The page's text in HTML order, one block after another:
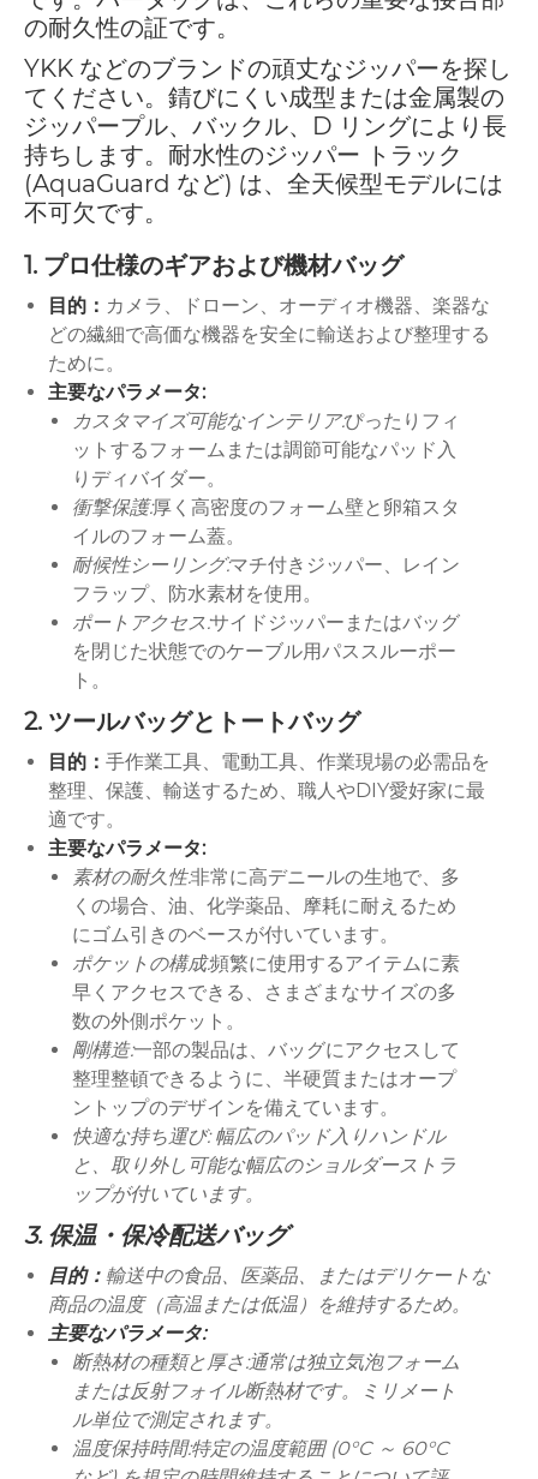
の耐久性の証です。
YKK などのブランドの頑丈なジッパーを探し
てください。錆びにくい成型または金属製の
ジッパープル、バッ​​クル、D リングにより長
持ちします。耐水性のジッパー トラック
(AquaGuard など) は、全天候型モデルには
不可欠です。
1. プロ仕様のギアおよび機材バッグ
目的： カメラ、ドローン、オーディオ機器、楽器な
どの繊細で高価な機器を安全に輸送および整理する
ために。
主要なパラメータ:
カスタマイズ可能なインテリア:ぴったりフィ
ットするフォームまたは調節可能なパッド入
りディバイダー。
衝撃保護:厚く高密度のフォーム壁と卵箱スタ
イルのフォーム蓋。
耐候性シーリング:マチ付きジッパー、レイン
フラップ、防水素材を使用。
ポートアクセス:サイドジッパーまたはバッグ
を閉じた状態でのケーブル用パススルーポー
ト。
2. ツールバッグとトートバッグ
目的： 手作業工具、電動工具、作業現場の必需品を
整理、保護、輸送するため、職人やDIY愛好家に最
適です。
主要なパラメータ:
素材の耐久性:非常に高デニールの生地で、多
くの場合、油、化学薬品、摩耗に耐えるため
にゴム引きのベースが付いています。
ポケットの構成:頻繁に使用するアイテムに素
早くアクセスできる、さまざまなサイズの多
数の外側ポケット。
剛構造:一部の製品は、バッグにアクセスして
整理整頓できるように、半硬質またはオープ
ントップのデザインを備えています。
快適な持ち運び: 幅広のパッド入りハンドル
と、取り外し可能な幅広のショルダーストラ
ップが付いています。
3. 保温・保冷配送バッグ
目的： 輸送中の食品、医薬品、またはデリケートな
商品の温度（高温または低温）を維持するため。
主要なパラメータ:
断熱材の種類と厚さ:通常は独立気泡フォーム
または反射フォイル断熱材です。ミリメート
ル単位で測定されます。
温度保持時間:特定の温度範囲 (0°C ～ 60°C